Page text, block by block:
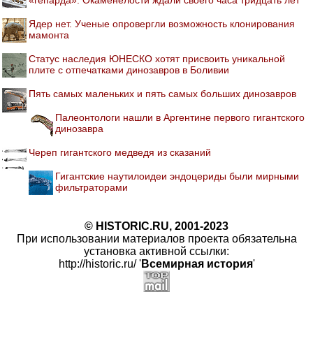
Ядер нет. Ученые опровергли возможность клонирования
мамонта
Статус наследия ЮНЕСКО хотят присвоить уникальной
плите с отпечатками динозавров в Боливии
Пять самых маленьких и пять самых больших динозавров
Палеонтологи нашли в Аргентине первого гигантского
динозавра
Череп гигантского медведя из сказаний
Гигантские наутилоидеи эндоцериды были мирными
фильтраторами
© HISTORIC.RU, 2001-2023
При использовании материалов проекта обязательна
установка активной ссылки:
http://historic.ru/ 'Всемирная история'